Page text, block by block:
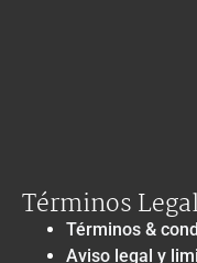
Términos
Términos &
Aviso legal y